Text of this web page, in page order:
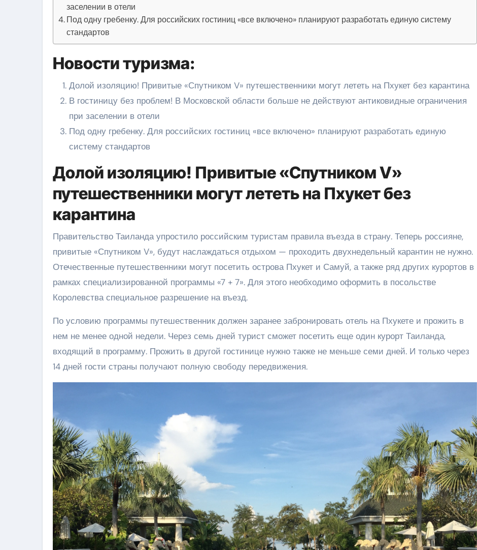
заселении в отели
Под одну гребенку. Для российских гостиниц «все включено» планируют разработать единую систему
стандартов
Новости туризма:
Долой изоляцию! Привитые «Спутником V» путешественники могут лететь на Пхукет без карантина
В гостиницу без проблем! В Московской области больше не действуют антиковидные ограничения
при заселении в отели
Под одну гребенку. Для российских гостиниц «все включено» планируют разработать единую
систему стандартов
Долой изоляцию! Привитые «Спутником V»
путешественники могут лететь на Пхукет без
карантина
Правительство Таиланда упростило российским туристам правила въезда в страну. Теперь россияне,
привитые «Спутником V», будут наслаждаться отдыхом — проходить двухнедельный карантин не нужно.
Отечественные путешественники могут посетить острова Пхукет и Самуй, а также ряд других курортов в
рамках специализированной программы «7 + 7». Для этого необходимо оформить в посольстве
Королевства специальное разрешение на въезд.
По условию программы путешественник должен заранее забронировать отель на Пхукете и прожить в
нем не менее одной недели. Через семь дней турист сможет посетить еще один курорт Таиланда,
входящий в программу. Прожить в другой гостинице нужно также не меньше семи дней. И только через
14 дней гости страны получают полную свободу передвижения.